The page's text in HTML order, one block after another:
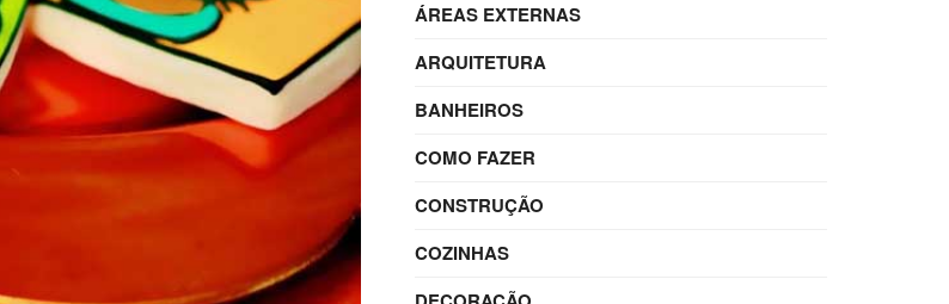
ÁREAS EXTERNAS
ARQUITETURA
BANHEIROS
COMO FAZER
CONSTRUÇÃO
COZINHAS